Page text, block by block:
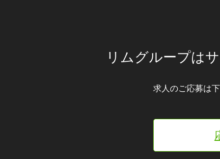
リムグループは
求人のご応募は